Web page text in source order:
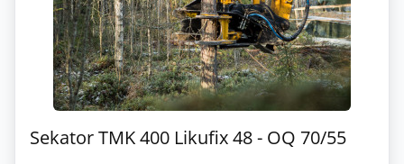
Sekator TMK 400 Likufix 48 - OQ 70/55